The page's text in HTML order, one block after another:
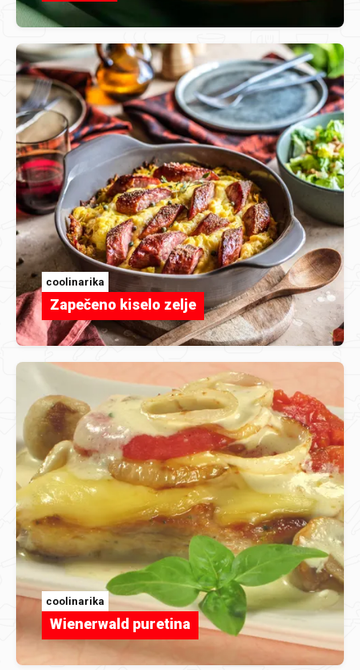
coolinarika
Zapečeno kiselo zelje
coolinarika
Wienerwald puretina